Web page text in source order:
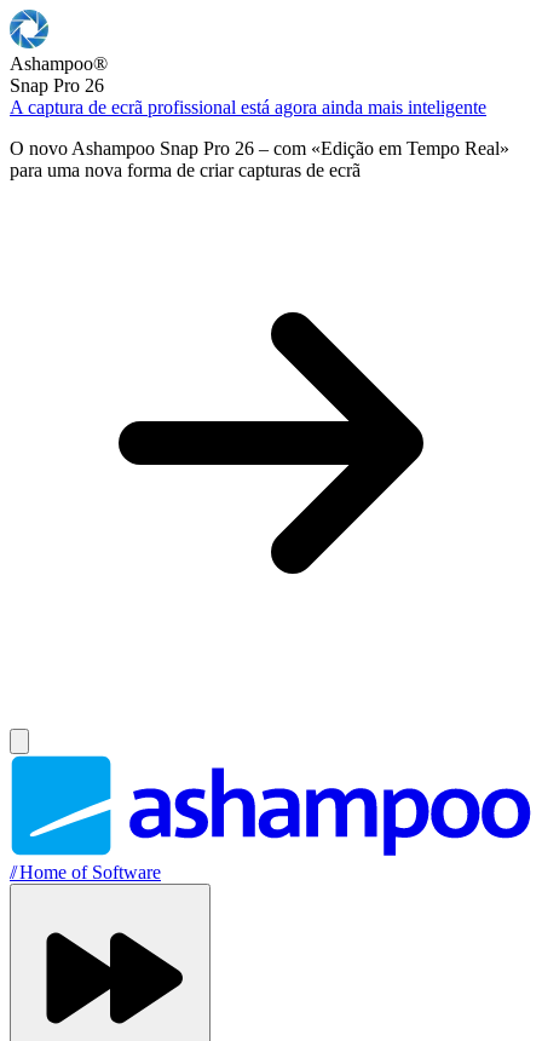
Ashampoo®
Snap Pro 26
A captura de ecrã profissional está agora ainda mais inteligente
O novo Ashampoo Snap Pro 26 – com «Edição em Tempo Real»
para uma nova forma de criar capturas de ecrã
//Home of Software